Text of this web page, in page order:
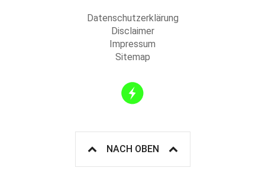
Datenschutzerklärung
Disclaimer
Impressum
Sitemap
NACH OBEN